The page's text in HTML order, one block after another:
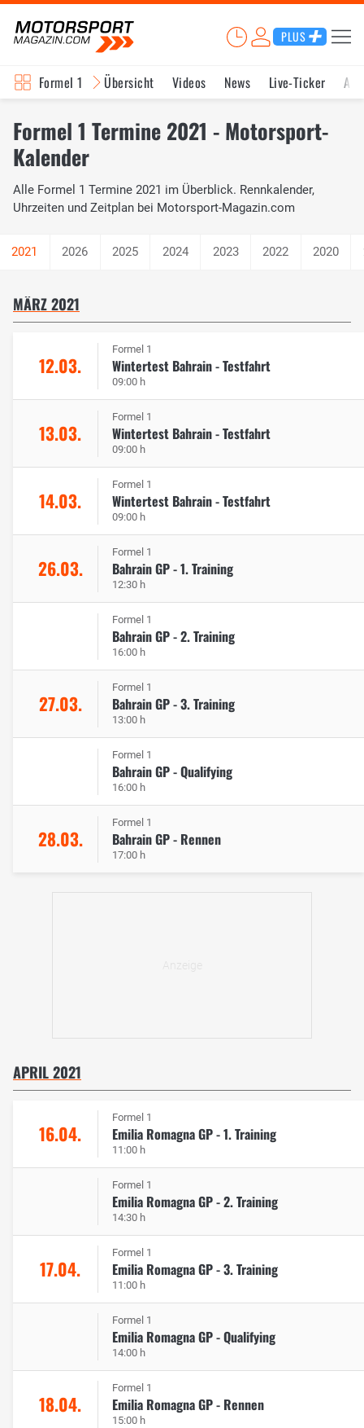
PLUS
Formel 1 Übersicht Videos News Live-Ticker
Formel 1 Termine 2021 - Motorsport-
Kalender
Alle Formel 1 Termine 2021 im Überblick. Rennkalender,
Uhrzeiten und Zeitplan bei Motorsport-Magazin.com
2026 2025 2024 2023 2022 2020
MÄRZ 2021
12.03.
Formel 1
Wintertest Bahrain - Testfahrt
09:00 h
13.03.
Formel 1
Wintertest Bahrain - Testfahrt
09:00 h
14.03.
Formel 1
Wintertest Bahrain - Testfahrt
09:00 h
26.03.
Formel 1
Bahrain GP - 1. Training
12:30 h
Formel 1
Bahrain GP - 2. Training
16:00 h
27.03.
Formel 1
Bahrain GP - 3. Training
13:00 h
Formel 1
Bahrain GP - Qualifying
16:00 h
28.03.
Formel 1
Bahrain GP - Rennen
17:00 h
APRIL 2021
16.04.
Formel 1
Emilia Romagna GP - 1. Training
11:00 h
Formel 1
Emilia Romagna GP - 2. Training
14:30 h
17.04.
Formel 1
Emilia Romagna GP - 3. Training
11:00 h
Formel 1
Emilia Romagna GP - Qualifying
14:00 h
18.04.
Formel 1
Emilia Romagna GP - Rennen
15:00 h